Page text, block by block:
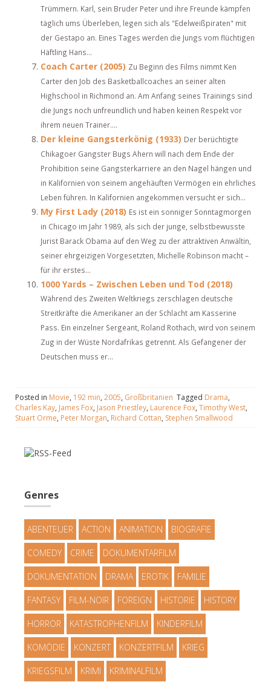
Trümmern. Karl, sein Bruder Peter und ihre Freunde kämpfen
täglich ums Überleben, legen sich als "Edelweißpiraten" mit
der Gestapo an. Eines Tages werden die Jungs vom flüchtigen
Häftling Hans...
Coach Carter (2005) Zu Beginn des Films nimmt Ken
Carter den Job des Basketballcoaches an seiner alten
Highschool in Richmond an. Am Anfang seines Trainings sind
die Jungs noch unfreundlich und haben keinen Respekt vor
ihrem neuen Trainer....
Der kleine Gangsterkönig (1933) Der berüchtigte
Chikagoer Gangster Bugs Ahern will nach dem Ende der
Prohibition seine Gangsterkarriere an den Nagel hängen und
in Kalifornien von seinem angehäuften Vermögen ein ehrliches
Leben führen. In Kalifornien angekommen versucht er sich...
My First Lady (2018) Es ist ein sonniger Sonntagmorgen
in Chicago im Jahr 1989, als sich der junge, selbstbewusste
Jurist Barack Obama auf den Weg zu der attraktiven Anwältin,
seiner ehrgeizigen Vorgesetzten, Michelle Robinson macht –
für ihr erstes...
1000 Yards – Zwischen Leben und Tod (2018)
Während des Zweiten Weltkriegs zerschlagen deutsche
Streitkräfte die Amerikaner an der Schlacht am Kasserine
Pass. Ein einzelner Sergeant, Roland Rothach, wird von seinem
Zug in der Wüste Nordafrikas getrennt. Als Gefangener der
Deutschen muss er...
Posted in Movie, 192 min, 2005, Großbritanien Tagged Drama,
Charles Kay, James Fox, Jason Priestley, Laurence Fox, Timothy West,
Stuart Orme, Peter Morgan, Richard Cottan, Stephen Smallwood
Genres
ABENTEUER ACTION ANIMATION BIOGRAFIE
COMEDY CRIME DOKUMENTARFILM
DOKUMENTATION DRAMA EROTIK FAMILIE
FANTASY FILM-NOIR FOREIGN HISTORIE HISTORY
HORROR KATASTROPHENFILM KINDERFILM
KOMÖDIE KONZERT KONZERTFILM KRIEG
KRIEGSFILM KRIMI KRIMINALFILM